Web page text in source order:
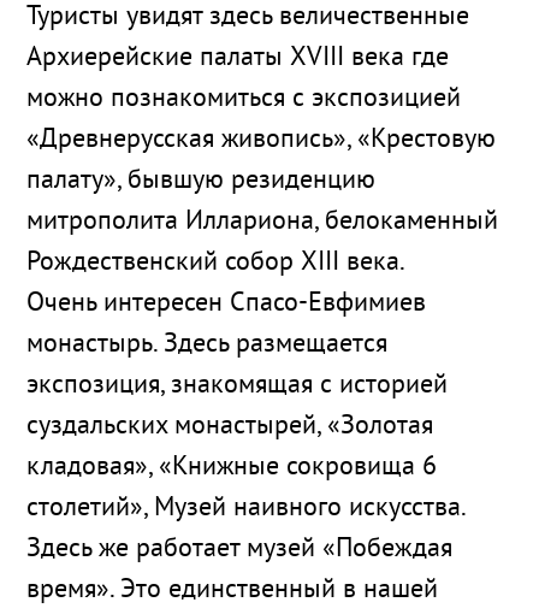
Туристы увидят здесь величественные
Архиерейские палаты XVIII века где
можно познакомиться с экспозицией
«Древнерусская живопись», «Крестовую
палату», бывшую резиденцию
митрополита Иллариона, белокаменный
Рождественский собор XIII века.
Очень интересен Спасо-Евфимиев
монастырь. Здесь размещается
экспозиция, знакомящая с историей
суздальских монастырей, «Золотая
кладовая», «Книжные сокровища 6
столетий», Музей наивного искусства.
Здесь же работает музей «Побеждая
время». Это единственный в нашей